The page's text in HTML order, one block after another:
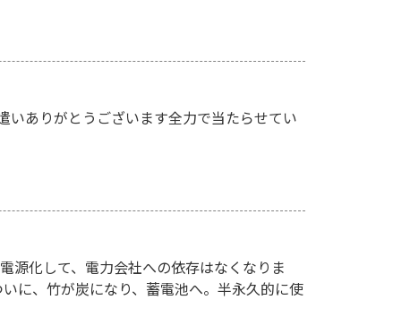
いありがとうございます全力で当たらせてい
源化して、電力会社への依存はなくなりま
に、竹が炭になり、蓄電池へ。半永久的に使